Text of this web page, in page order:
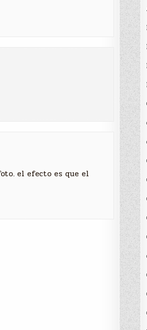
el efecto es que el